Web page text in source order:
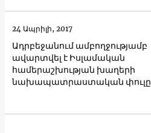
Ադրբեջանում ամբողջությամբ
ավարտվել է Իսլամական
համերաշխության խաղերի
նախապատրաստական փուլը
24 Ապրիլի, 2017